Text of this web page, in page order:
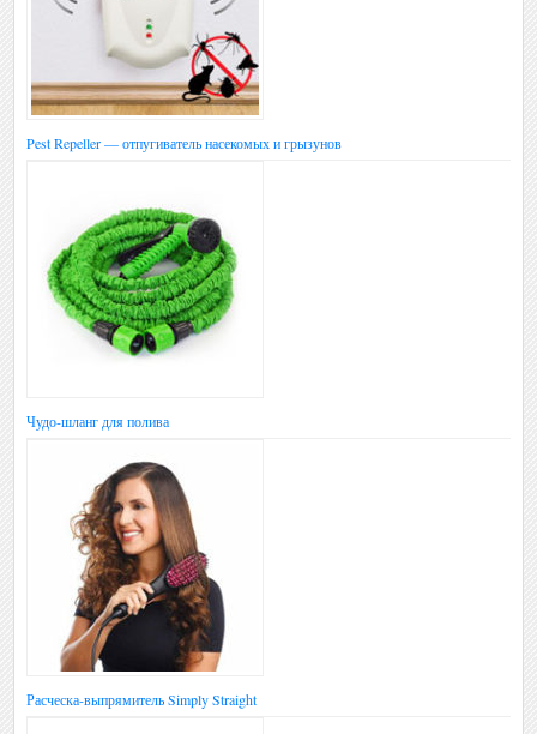
Pest Repeller — отпугиватель насекомых и грызунов
Чудо-шланг для полива
Расческа-выпрямитель Simply Straight